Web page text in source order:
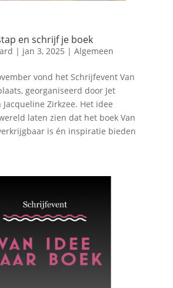
en schrijf je boek
| jan 3, 2025 | Algemeen
vond het Schrijfevent Van
georganiseerd door Jet
Zirkzee. Het idee
laten zien dat het boek Van
is én inspiratie bieden